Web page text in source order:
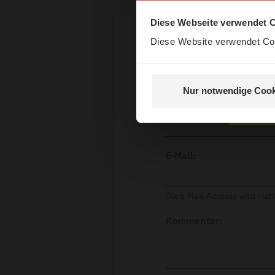
Diese Webseite verwendet
Diese Website verwendet
Nur notwendige